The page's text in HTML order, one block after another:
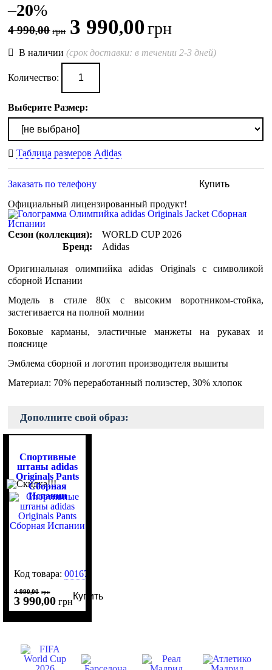
–20%
4 990,00 грн 3 990,00грн
В наличии(срок доставки: в течении 2-3 дней)
Количество:
Выберите Размер:
Таблица размеров Adidas
Заказать по телефону
Купить
Официальный лицензированный продукт!
Сезон (коллекция):
WORLD CUP 2026
Бренд:
Adidas
Оригинальная олимпийка adidas Originals с символикой
сборной Испании
Модель в стиле 80х с высоким воротником-стойка,
застегивается на полной молнии
Боковые карманы, эластичные манжеты на рукавах и
пояснице
Эмблема сборной и логотип производителя вышиты
Материал: 70% переработанный полиэстер, 30% хлопок
Дополните свой образ:
Спортивные
штаны adidas
Originals Pants
Сборная
Испании
Код товара:0016758
4 990,00 грн
3 990,00 грн
Купить